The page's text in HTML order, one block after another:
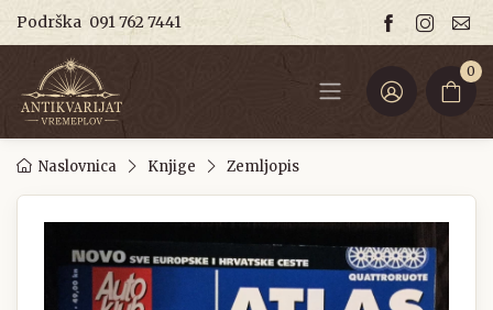
Podrška 091 762 7441
0
Naslovnica Knjige Zemljopis